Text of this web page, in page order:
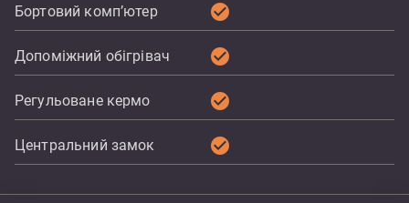
Бортовий комп’ютер check_circle
Допоміжний обігрівач check_circle
Регульоване кермо check_circle
Центральний замок check_circle